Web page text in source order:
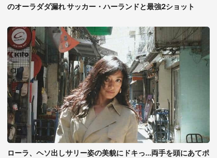
のオーラダダ漏れ サッカー・ハーランドと最強2ショット
ローラ、ヘソ出しサリー姿の美貌にドキっ...両手を頭にあてポ